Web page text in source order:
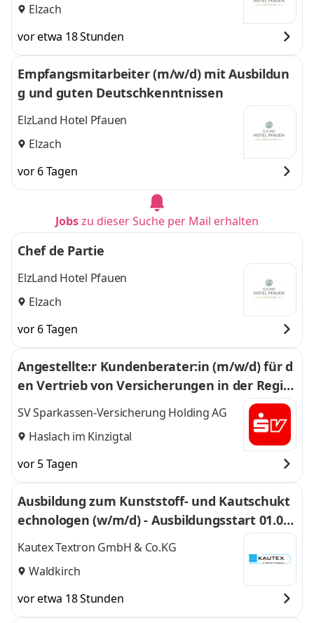
Elzach
vor etwa 18 Stunden
Empfangsmitarbeiter (m/w/d) mit Ausbildun
g und guten Deutschkenntnissen
ElzLand Hotel Pfauen
Elzach
vor 6 Tagen
Jobszu dieser Suche per Mail erhalten
Chef de Partie
ElzLand Hotel Pfauen
Elzach
vor 6 Tagen
Angestellte:r Kundenberater:in (m/w/d) für d
en Vertrieb von Versicherungen in der Regio
n Haslach
SV Sparkassen-Versicherung Holding AG
Haslach im Kinzigtal
vor 5 Tagen
Ausbildung zum Kunststoff- und Kautschukt
echnologen (w/m/d) - Ausbildungsstart 01.09.
2026
Kautex Textron GmbH & Co.KG
Waldkirch
vor etwa 18 Stunden